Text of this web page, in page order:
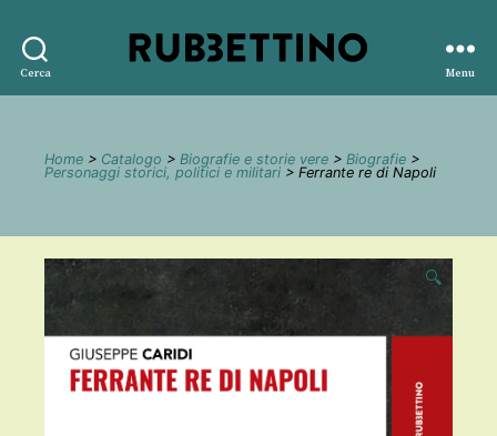
Cerca
editore
Menu
Home > Catalogo > Biografie e storie vere > Biografie >
Personaggi storici, politici e militari > Ferrante re di Napoli
🔍